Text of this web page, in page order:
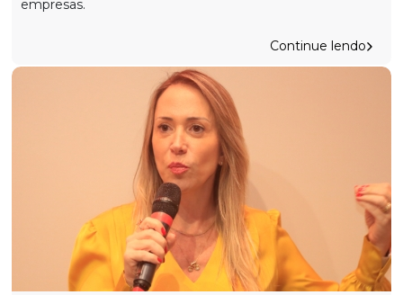
empresas.
Continue lendo